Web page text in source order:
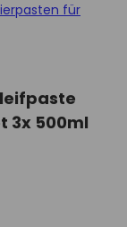
3x 500ml